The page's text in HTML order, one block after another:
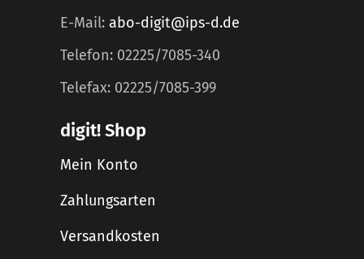
E-Mail: abo-digit@ips-d.de
Telefon: 02225/7085-340
Telefax: 02225/7085-399
digit! Shop
Mein Konto
Zahlungsarten
Versandkosten